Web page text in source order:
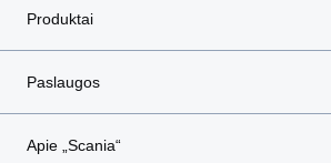
Produktai
Paslaugos
Apie „Scania“